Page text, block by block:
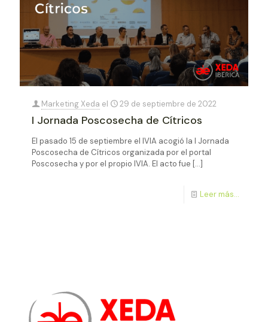
Marketing Xeda el 29 de septiembre de 2022
I Jornada Poscosecha de Cítricos
El pasado 15 de septiembre el IVIA acogió la I Jornada
Poscosecha de Cítricos organizada por el portal
Poscosecha y por el propio IVIA. El acto fue […]
Leer más...